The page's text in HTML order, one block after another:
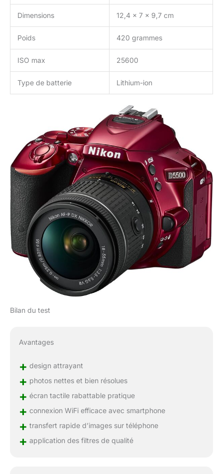
Dimensions 12,4 x 7 x 9,7 cm
Poids 420 grammes
ISO max 25600
Type de batterie Lithium-ion
Bilan du test
Avantages
+ design attrayant
+ photos nettes et bien résolues
+ écran tactile rabattable pratique
+ connexion WiFi efficace avec smartphone
+ transfert rapide d’images sur téléphone
+ application des filtres de qualité